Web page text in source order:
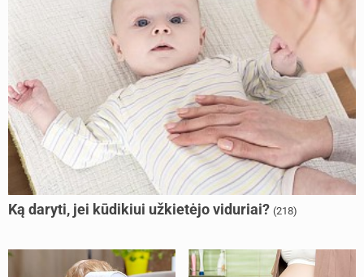
Ką daryti, jei kūdikiui užkietėjo viduriai? (218)